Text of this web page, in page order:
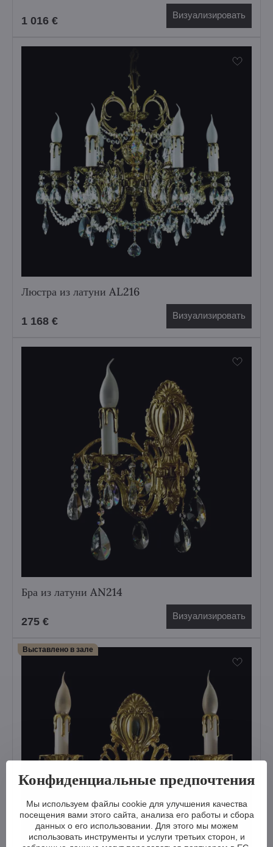
1 016 € Визуализировать
Люстра из латуни AL216
1 168 € Визуализировать
Бра из латуни AN214
275 € Визуализировать
Выставлено в зале
Конфиденциальные предпочтения
Мы используем файлы cookie для улучшения качества
посещения вами этого сайта, анализа его работы и сбора
данных о его использовании. Для этого мы можем
использовать инструменты и услуги третьих сторон, и